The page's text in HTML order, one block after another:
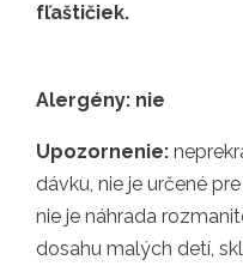
fľaštičiek.
Alergény: nie
Upozornenie:
dávku, nie je určené
nie je náhrada
dosahu malých detí,